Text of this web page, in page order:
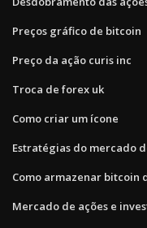
Preços gráfico de bitcoin
Preço da ação curis inc
Troca de forex uk
Como criar um ícone
Estratégias do mercado
Como armazenar bitcoin
Mercado de ações e